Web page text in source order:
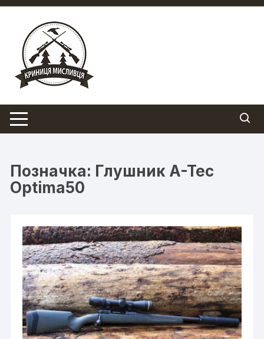
Перейти
вмісту
Позначка: Глушник A-Tec
Optima50